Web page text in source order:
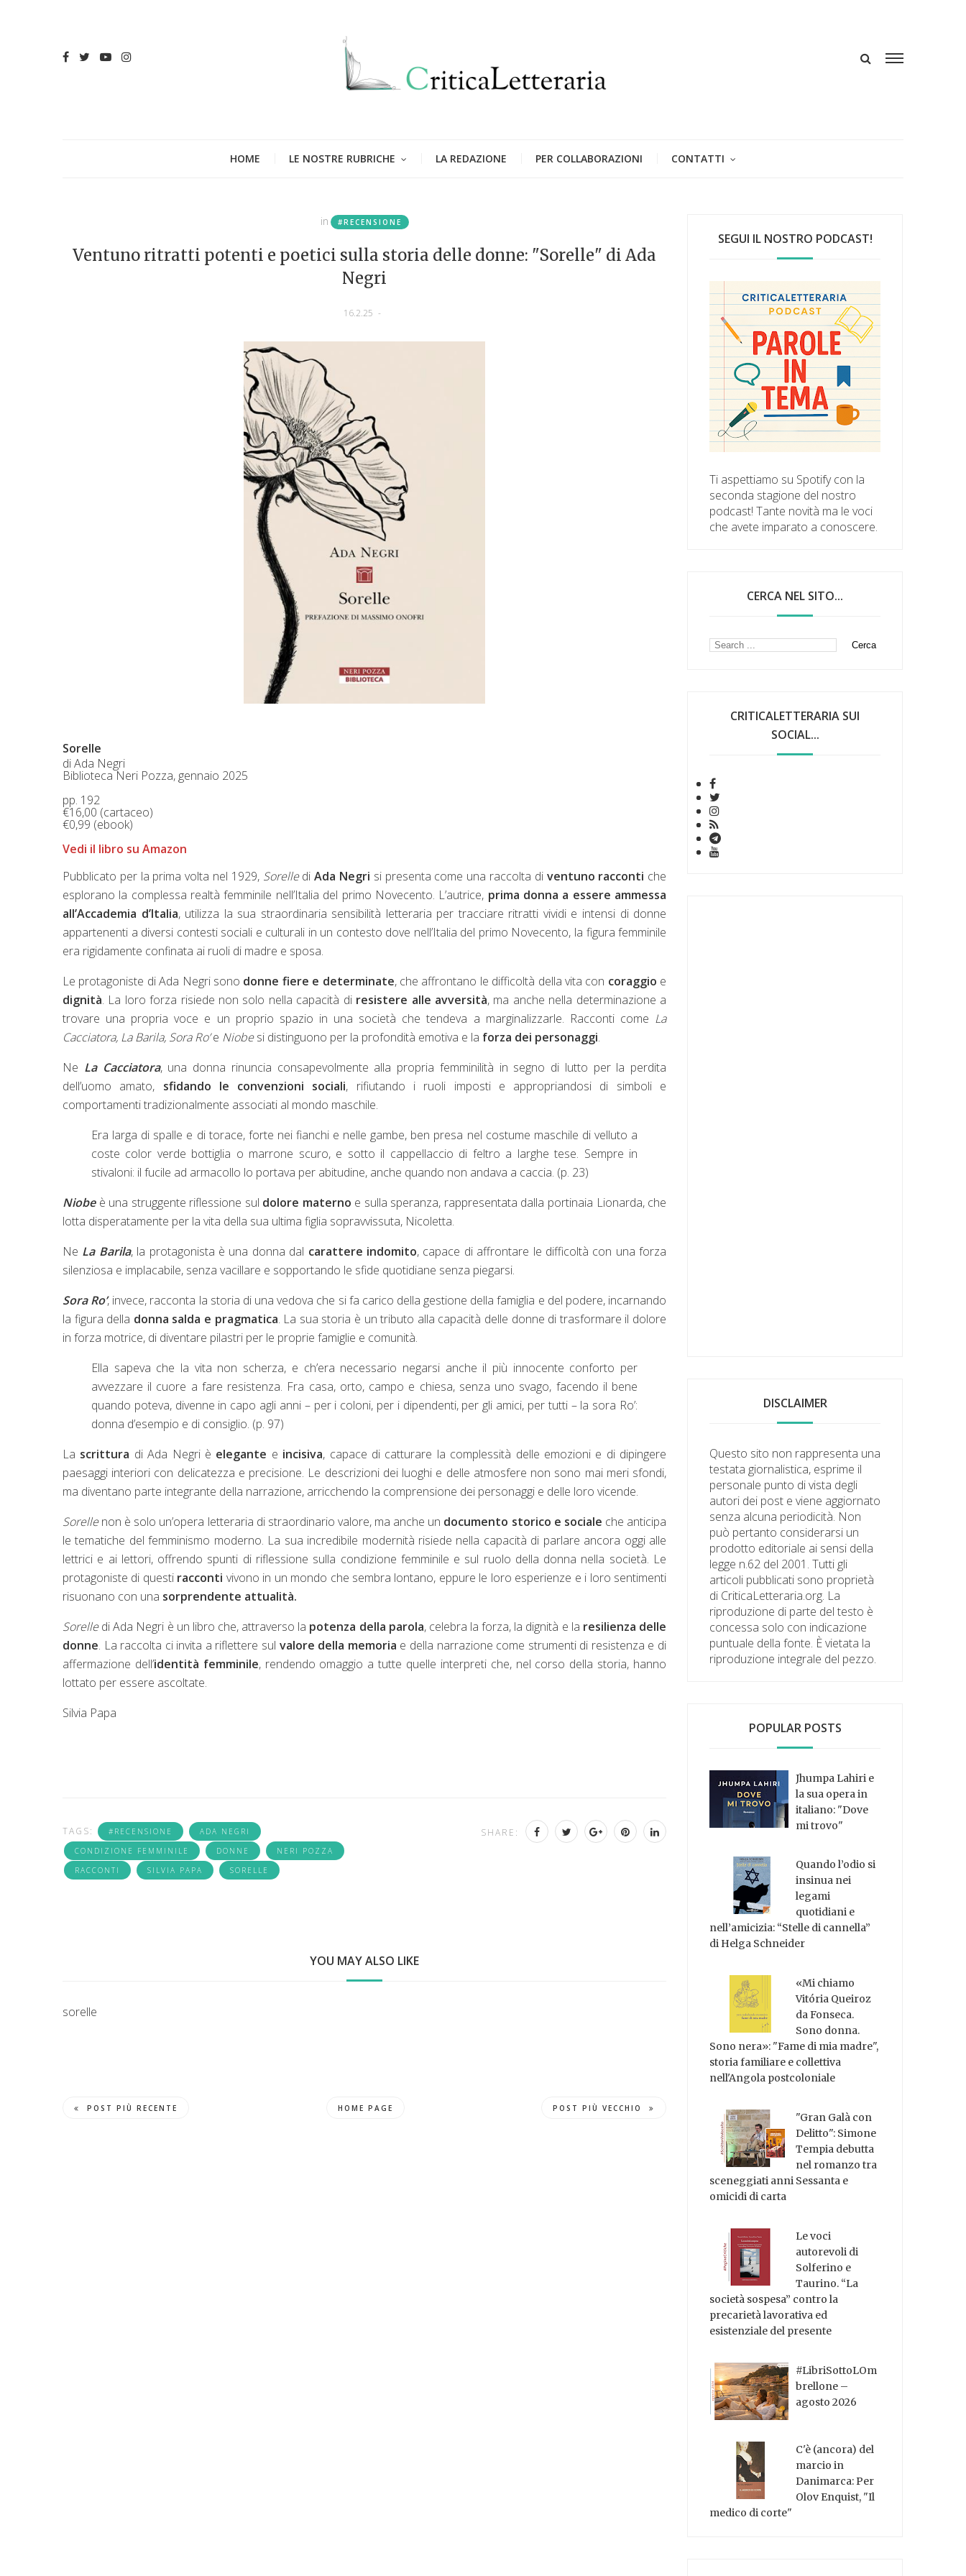
HOME LE NOSTRE RUBRICHE LA REDAZIONE PER COLLABORAZIONI CONTATTI
in #RECENSIONE
Ventuno ritratti potenti e poetici sulla storia delle donne: "Sorelle" di Ada
Negri
16.2.25 -
Sorelle
di Ada Negri
Biblioteca Neri Pozza, gennaio 2025
pp. 192
€16,00 (cartaceo)
€0,99 (ebook)
Vedi il libro su Amazon
Pubblicato per la prima volta nel 1929, SorellediAda Negri si presenta come una raccolta di ventuno racconti che
esplorano la complessa realtà femminile nell’Italia del primo Novecento. L’autrice, prima donna a essere ammessa
all’Accademia d’Italia, utilizza la sua straordinaria sensibilità letteraria per tracciare ritratti vividi e intensi di donne
appartenenti a diversi contesti sociali e culturali in un contesto dove nell’Italia del primo Novecento, la figura femminile
era rigidamente confinata ai ruoli di madre e sposa.
Le protagoniste di Ada Negri sono donne fiere e determinate, che affrontano le difficoltà della vita con coraggio e
dignità. La loro forza risiede non solo nella capacità di resistere alle avversità, ma anche nella determinazione a
trovare una propria voce e un proprio spazio in una società che tendeva a marginalizzarle. Racconti come La
Cacciatora, La Barila, Sora Ro’e Niobesi distinguono per la profondità emotiva e la forza dei personaggi.
Ne La Cacciatora, una donna rinuncia consapevolmente alla propria femminilità in segno di lutto per la perdita
dell’uomo amato, sfidando le convenzioni sociali, rifiutando i ruoli imposti e appropriandosi di simboli e
comportamenti tradizionalmente associati al mondo maschile.
Era larga di spalle e di torace, forte nei fianchi e nelle gambe, ben presa nel costume maschile di velluto a
coste color verde bottiglia o marrone scuro, e sotto il cappellaccio di feltro a larghe tese. Sempre in
stivaloni: il fucile ad armacollo lo portava per abitudine, anche quando non andava a caccia. (p. 23)
Niobe è una struggente riflessione sul dolore materno e sulla speranza, rappresentata dalla portinaia Lionarda, che
lotta disperatamente per la vita della sua ultima figlia sopravvissuta, Nicoletta.
Ne La Barila, la protagonista è una donna dal carattere indomito, capace di affrontare le difficoltà con una forza
silenziosa e implacabile, senza vacillare e sopportando le sfide quotidiane senza piegarsi.
Sora Ro’, invece, racconta la storia di una vedova che si fa carico della gestione della famiglia e del podere, incarnando
la figura della donna salda e pragmatica. La sua storia è un tributo alla capacità delle donne di trasformare il dolore
in forza motrice, di diventare pilastri per le proprie famiglie e comunità.
Ella sapeva che la vita non scherza, e ch’era necessario negarsi anche il più innocente conforto per
avvezzare il cuore a fare resistenza. Fra casa, orto, campo e chiesa, senza uno svago, facendo il bene
quando poteva, divenne in capo agli anni – per i coloni, per i dipendenti, per gli amici, per tutti – la sora Ro’:
donna d’esempio e di consiglio. (p. 97)
La scrittura di Ada Negri è elegante e incisiva, capace di catturare la complessità delle emozioni e di dipingere
paesaggi interiori con delicatezza e precisione. Le descrizioni dei luoghi e delle atmosfere non sono mai meri sfondi,
ma diventano parte integrante della narrazione, arricchendo la comprensione dei personaggi e delle loro vicende.
Sorellenon è solo un’opera letteraria di straordinario valore, ma anche un documento storico e sociale che anticipa
le tematiche del femminismo moderno. La sua incredibile modernità risiede nella capacità di parlare ancora oggi alle
lettrici e ai lettori, offrendo spunti di riflessione sulla condizione femminile e sul ruolo della donna nella società. Le
protagoniste di questi racconti vivono in un mondo che sembra lontano, eppure le loro esperienze e i loro sentimenti
risuonano con una sorprendente attualità.
Sorelledi Ada Negri è un libro che, attraverso la potenza della parola, celebra la forza, la dignità e la resilienza delle
donne. La raccolta ci invita a riflettere sul valore della memoria e della narrazione come strumenti di resistenza e di
affermazione dell’identità femminile, rendendo omaggio a tutte quelle interpreti che, nel corso della storia, hanno
lottato per essere ascoltate.
Silvia Papa
TAGS: #RECENSIONE
ADA NEGRI
CONDIZIONE FEMMINILE
DONNE
NERI POZZA
RACCONTI
SILVIA PAPA SORELLE
SHARE:
YOU MAY ALSO LIKE
sorelle
POST PIÙ RECENTE HOME PAGE POST PIÙ VECCHIO
SEGUI IL NOSTRO PODCAST!
Ti aspettiamo su Spotify con la
seconda stagione del nostro
podcast! Tante novità ma le voci
che avete imparato a conoscere.
CERCA NEL SITO...
CRITICALETTERARIA SUI
SOCIAL...
DISCLAIMER
Questo sito non rappresenta una
testata giornalistica, esprime il
personale punto di vista degli
autori dei post e viene aggiornato
senza alcuna periodicità. Non
può pertanto considerarsi un
prodotto editoriale ai sensi della
legge n.62 del 2001. Tutti gli
articoli pubblicati sono proprietà
di CriticaLetteraria.org. La
riproduzione di parte del testo è
concessa solo con indicazione
puntuale della fonte. È vietata la
riproduzione integrale del pezzo.
POPULAR POSTS
Jhumpa Lahiri e
la sua opera in
italiano: "Dove
mi trovo"
Quando l’odio si
insinua nei
legami
quotidiani e
nell’amicizia: “Stelle di cannella”
di Helga Schneider
«Mi chiamo
Vitória Queiroz
da Fonseca.
Sono donna.
Sono nera»: "Fame di mia madre",
storia familiare e collettiva
nell'Angola postcoloniale
"Gran Galà con
Delitto": Simone
Tempia debutta
nel romanzo tra
sceneggiati anni Sessanta e
omicidi di carta
Le voci
autorevoli di
Solferino e
Taurino. “La
società sospesa” contro la
precarietà lavorativa ed
esistenziale del presente
#LibriSottoLOm
brellone –
agosto 2026
C'è (ancora) del
marcio in
Danimarca: Per
Olov Enquist, "Il
medico di corte"